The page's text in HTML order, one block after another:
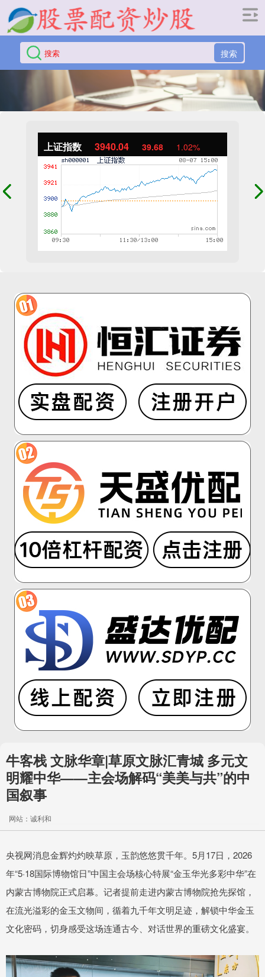
搜索
上证指数 3940.04 39.68 1.02%
牛客栈 文脉华章|草原文脉汇青城 多元文
明耀中华——主会场解码“美美与共”的中
国叙事
网站：诚利和
央视网消息金辉灼灼映草原，玉韵悠悠贯千年。5月17日，2026
年“5·18国际博物馆日”中国主会场核心特展“金玉华光多彩中华”在
内蒙古博物院正式启幕。记者提前走进内蒙古博物院抢先探馆，
在流光溢彩的金玉文物间，循着九千年文明足迹，解锁中华金玉
文化密码，切身感受这场连通古今、对话世界的重磅文化盛宴。